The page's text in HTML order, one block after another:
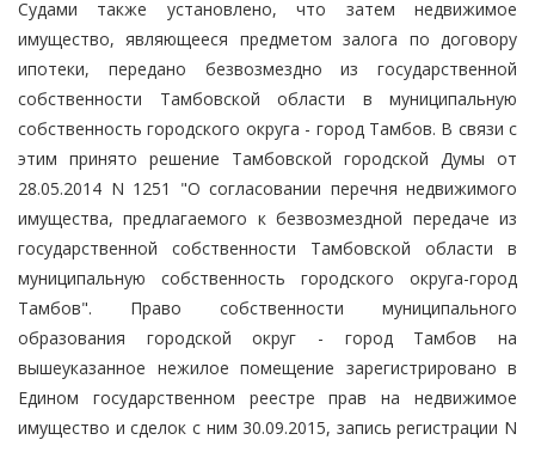
Судами также установлено, что затем недвижимое
имущество, являющееся предметом залога по договору
ипотеки, передано безвозмездно из государственной
собственности Тамбовской области в муниципальную
собственность городского округа - город Тамбов. В связи с
этим принято решение Тамбовской городской Думы от
28.05.2014 N 1251 "О согласовании перечня недвижимого
имущества, предлагаемого к безвозмездной передаче из
государственной собственности Тамбовской области в
муниципальную собственность городского округа-город
Тамбов". Право собственности муниципального
образования городской округ - город Тамбов на
вышеуказанное нежилое помещение зарегистрировано в
Едином государственном реестре прав на недвижимое
имущество и сделок с ним 30.09.2015, запись регистрации N